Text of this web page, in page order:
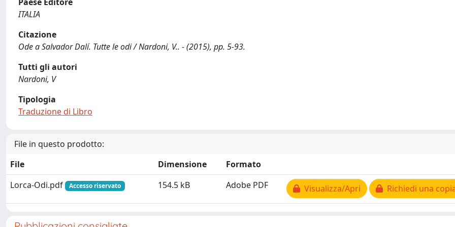
ITALIA
Citazione
Ode a Salvador Dalí. Tutte le odi / Nardoni, V.. - (2015), pp. 5-93.
Tutti gli autori
Nardoni, V
Tipologia
Traduzione di Libro
File in questo prodotto:
File
Dimensione
Formato
Lorca-Odi.pdf
Accesso riservato 154.5 kB Adobe PDF Visualizza/Apri Richiedi una